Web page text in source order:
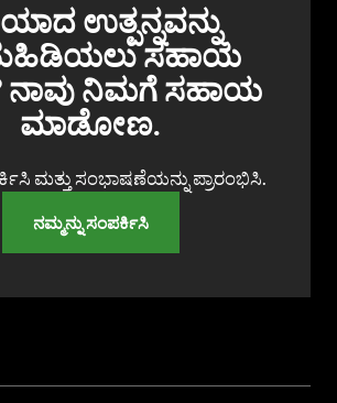
ಉತ್ಪನ್ನವನ್ನು
ಸಹಾಯ
ನಾವು ನಿಮಗೆ ಸಹಾಯ
ಮಾಡೋಣ.
ಮತ್ತು ಸಂಭಾಷಣೆಯನ್ನು ಪ್ರಾರಂಭಿಸಿ.
ನಮ್ಮನ್ನು ಸಂಪರ್ಕಿಸಿ